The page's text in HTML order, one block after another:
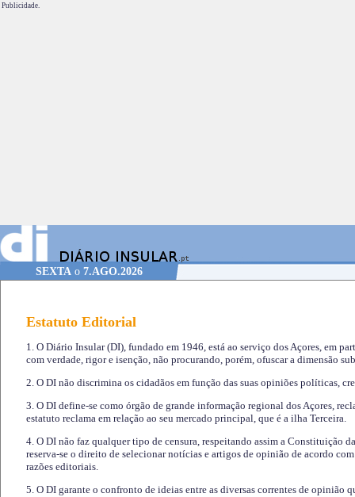
Publicidade.
SEXTA o 7.AGO.2026
Estatuto Editorial
1. O Diário Insular (DI), fundado em 1946, está ao serviço dos Açores, em
com verdade, rigor e isenção, não procurando, porém, ofuscar a dimensão
2. O DI não discrimina os cidadãos em função das suas opiniões políticas,
3. O DI define-se como órgão de grande informação regional dos Açores,
estatuto reclama em relação ao seu mercado principal, que é a ilha Terceira.
4. O DI não faz qualquer tipo de censura, respeitando assim a Constituição
reserva-se o direito de selecionar notícias e artigos de opinião de acordo
razões editoriais.
5. O DI garante o confronto de ideias entre as diversas correntes de opinião